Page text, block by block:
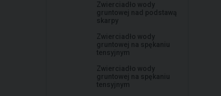
Zwierciadło wody
gruntowej nad podstawą
skarpy
Zwierciadło wody
gruntowej na spękaniu
tensyjnym
Zwierciadło wody
gruntowej na spękaniu
tensyjnym